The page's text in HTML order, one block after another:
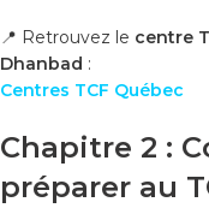
📍 Retrouvez le centre
Dhanbad :
Centres TCF Québec
Chapitre 2 :
préparer au